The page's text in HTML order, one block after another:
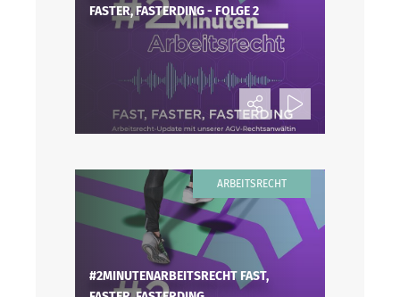
FASTER, FASTERDING - FOLGE 2
ARBEITSRECHT
#2MINUTENARBEITSRECHT FAST,